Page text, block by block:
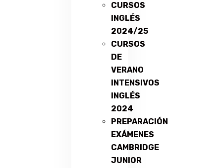
CURSOS
INGLÉS
2024/25
CURSOS
DE
VERANO
INTENSIVOS
INGLÉS
2024
PREPARACIÓN
EXÁMENES
CAMBRIDGE
JUNIOR